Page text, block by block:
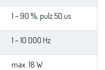
1 – 90 %, pulz 50 us
1 – 10 000 Hz
max. 18 W